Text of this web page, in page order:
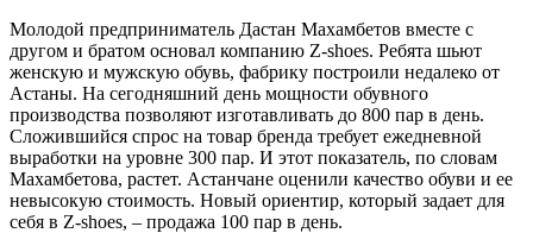
Молодой предприниматель Дастан Махамбетов вместе с
другом и братом основал компанию Z-shoes. Ребята шьют
женскую и мужскую обувь, фабрику построили недалеко от
Астаны. На сегодняшний день мощности обувного
производства позволяют изготавливать до 800 пар в день.
Сложившийся спрос на товар бренда требует ежедневной
выработки на уровне 300 пар. И этот показатель, по словам
Махамбетова, растет. Астанчане оценили качество обуви и ее
невысокую стоимость. Новый ориентир, который задает для
себя в Z-shoes, – продажа 100 пар в день.